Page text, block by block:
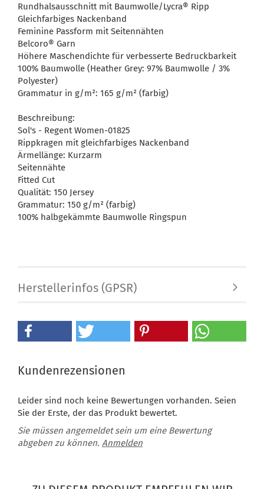
Rundhalsausschnitt mit Baumwolle/Lycra® Ripp
Gleichfarbiges Nackenband
Feminine Passform mit Seitennähten
Belcoro® Garn
Höhere Maschendichte für verbesserte Bedruckbarkeit
100% Baumwolle (Heather Grey: 97% Baumwolle / 3%
Polyester)
Grammatur in g/m²: 165 g/m² (farbig)
Beschreibung:
Sol's - Regent Women-01825
Rippkragen mit gleichfarbiges Nackenband
Ärmellänge: Kurzarm
Seitennähte
Fitted Cut
Qualität: 150 Jersey
Grammatur: 150 g/m² (farbig)
100% halbgekämmte Baumwolle Ringspun
Herstellerinfos (GPSR)
Kundenrezensionen
Leider sind noch keine Bewertungen vorhanden. Seien
Sie der Erste, der das Produkt bewertet.
Sie müssen angemeldet sein um eine Bewertung
abgeben zu können. Anmelden